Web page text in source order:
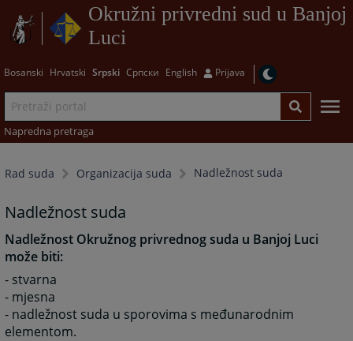
Okružni privredni sud u Banjoj
Luci
Bosanski Hrvatski Srpski Српски English Prijava
Napredna pretraga
Rad suda Organizacija suda Nadležnost suda
Nadležnost suda
Nadležnost Okružnog privrednog suda u Banjoj Luci
može biti:
- stvarna
- mjesna
- nadležnost suda u sporovima s međunarodnim
elementom.